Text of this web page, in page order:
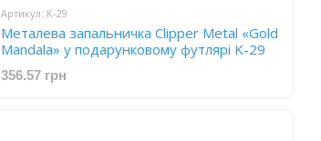
Артикул: K-29
Металева запальничка Clipper Metal «Gold
Mandala» у подарунковому футлярі K-29
356.57 грн